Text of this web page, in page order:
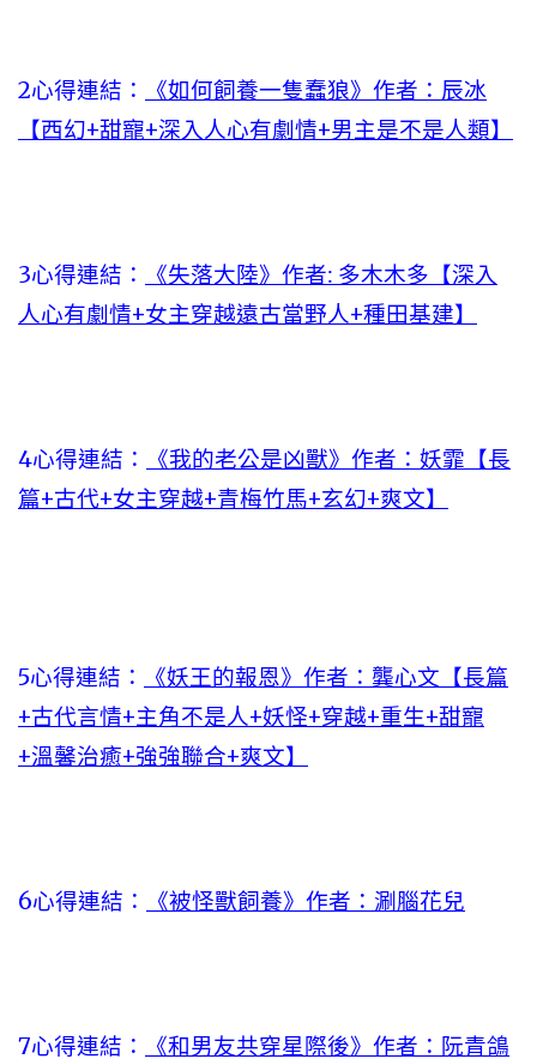
2心得連結：
《如何飼養一隻蠢狼》作者：辰冰
【西幻+甜寵+深入人心有劇情+男主是不是人類】
3心得連結：
《失落大陸》作者: 多木木多【深入
人心有劇情+女主穿越遠古當野人+種田基建】
4心得連結：
《我的老公是凶獸》作者：妖霏【長
篇+古代+女主穿越+青梅竹馬+玄幻+爽文】
5心得連結：
《妖王的報恩》作者：龔心文【長篇
+古代言情+主角不是人+妖怪+穿越+重生+甜寵
+溫馨治癒+強強聯合+爽文】
6心得連結： 《被怪獸飼養》作者：涮腦花兒
7心得連結： 《和男友共穿星際後》作者：阮青鴿